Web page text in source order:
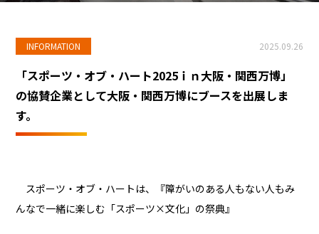
INFORMATION 2025.09.26
「スポーツ・オブ・ハート2025ｉｎ大阪・関西万博」
の協賛企業として大阪・関西万博にブースを出展しま
す。
スポーツ・オブ・ハートは、『障がいのある人もない人もみ
んなで一緒に楽しむ「スポーツ×文化」の祭典』